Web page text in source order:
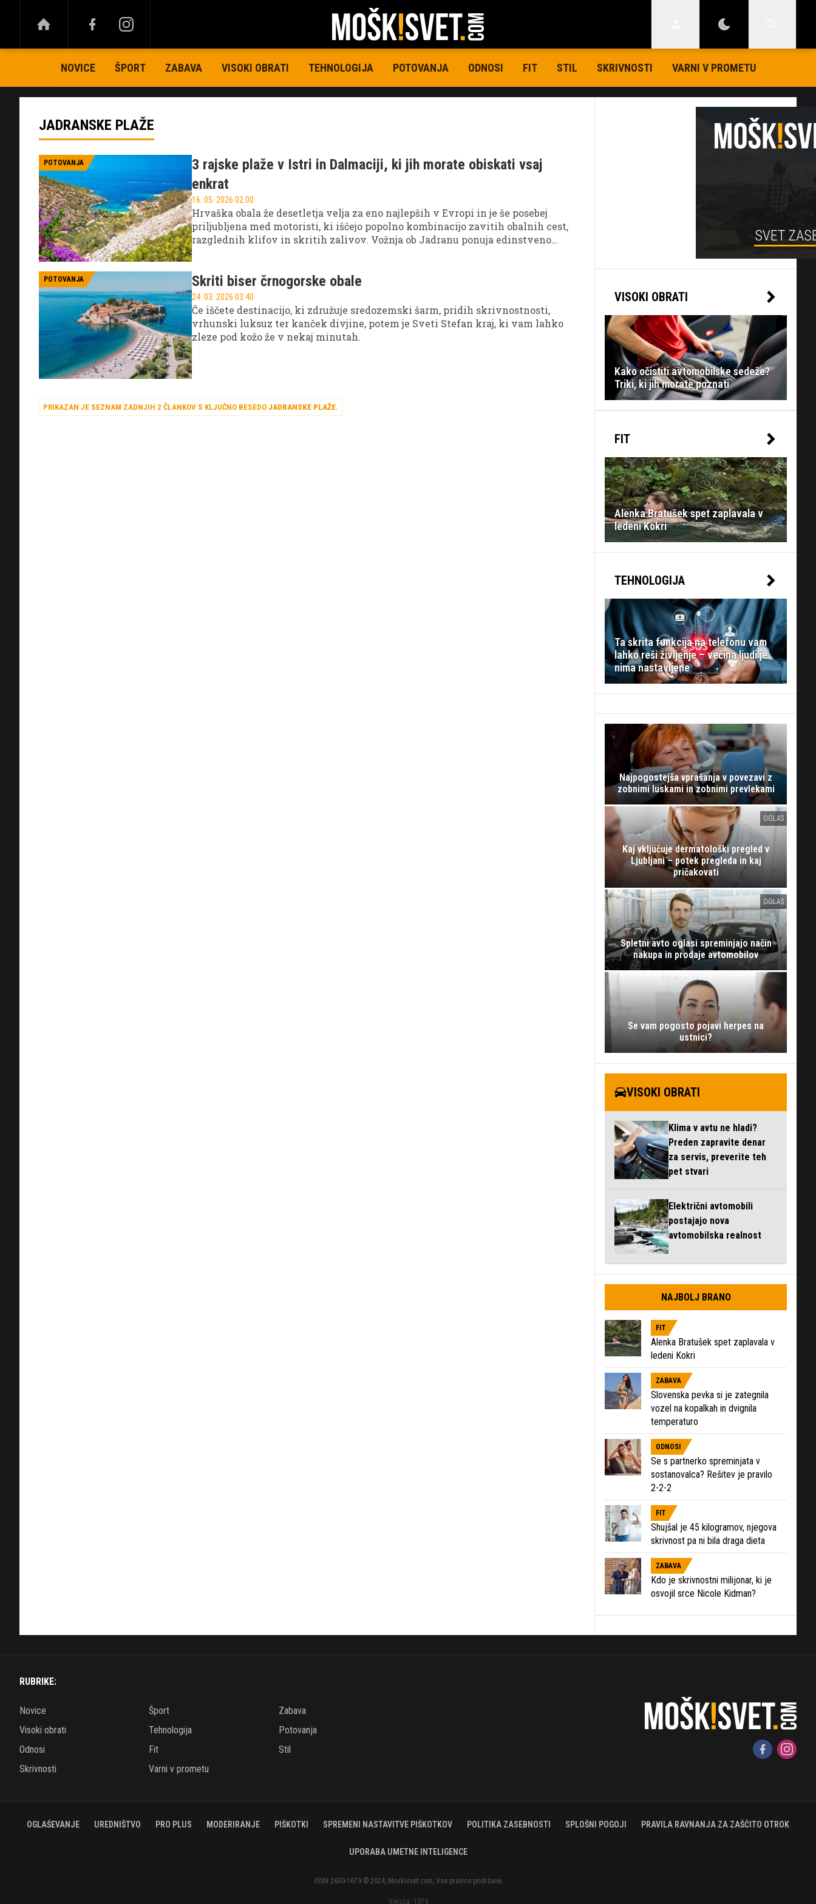
NOVICE ŠPORT ZABAVA VISOKI OBRATI TEHNOLOGIJA POTOVANJA ODNOSI FIT STIL SKRIVNOSTI VARNI V PROMETU
JADRANSKE PLAŽE
POTOVANJA
3 rajske plaže v Istri in Dalmaciji, ki jih morate obiskati vsaj
enkrat
16. 05. 2026 02.00
Hrvaška obala že desetletja velja za eno najlepših v Evropi in je še posebej
priljubljena med motoristi, ki iščejo popolno kombinacijo zavitih obalnih cest,
razglednih klifov in skritih zalivov. Vožnja ob Jadranu ponuja edinstveno
številni popotniki opisujejo kot pravi skriti raj Jadrana.
POTOVANJA Skriti biser črnogorske obale
24. 03. 2026 03.40
Če iščete destinacijo, ki združuje sredozemski šarm, pridih skrivnostnosti,
vrhunski luksuz ter kanček divjine, potem je Sveti Stefan kraj, ki vam lahko
zleze pod kožo že v nekaj minutah.
PRIKAZAN JE SEZNAM ZADNJIH 2 ČLANKOV S KLJUČNO BESEDO JADRANSKE PLAŽE.
VISOKI OBRATI
Kako očistiti avtomobilske sedeže?
Triki, ki jih morate poznati
FIT
Alenka Bratušek spet zaplavala v
ledeni Kokri
TEHNOLOGIJA
Ta skrita funkcija na telefonu vam
lahko reši življenje – večina ljudi je
nima nastavljene
Najpogostejša vprašanja v povezavi z
zobnimi luskami in zobnimi prevlekami
OGLAS
Kaj vključuje dermatološki pregled v
Ljubljani – potek pregleda in kaj
pričakovati
OGLAS
Spletni avto oglasi spreminjajo način
nakupa in prodaje avtomobilov
Se vam pogosto pojavi herpes na
ustnici?
VISOKI OBRATI
Klima v avtu ne hladi?
Preden zapravite denar
za servis, preverite teh
pet stvari
Električni avtomobili
postajajo nova
avtomobilska realnost
NAJBOLJ BRANO
FIT
Alenka Bratušek spet zaplavala v
ledeni Kokri
ZABAVA
Slovenska pevka si je zategnila
vozel na kopalkah in dvignila
temperaturo
ODNOSI
Se s partnerko spreminjata v
sostanovalca? Rešitev je pravilo
2-2-2
FIT
Shujšal je 45 kilogramov, njegova
skrivnost pa ni bila draga dieta
ZABAVA
Kdo je skrivnostni milijonar, ki je
osvojil srce Nicole Kidman?
RUBRIKE:
Novice Šport
Zabava
Visoki obrati
Tehnologija
Potovanja
Odnosi
Fit
Stil
Skrivnosti
Varni v prometu
OGLAŠEVANJE UREDNIŠTVO PRO PLUS MODERIRANJE PIŠKOTKI SPREMENI NASTAVITVE PIŠKOTKOV POLITIKA ZASEBNOSTI SPLOŠNI POGOJI PRAVILA RAVNANJA ZA ZAŠČITO OTROK
UPORABA UMETNE INTELIGENCE
ISSN 2630-1679 © 2024, Moskisvet.com, Vse pravice pridržane
Verzija: 1874